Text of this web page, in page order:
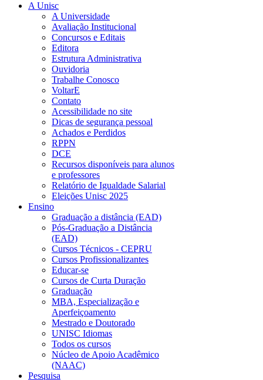
A Unisc
A Universidade
Avaliação Institucional
Concursos e Editais
Editora
Estrutura Administrativa
Ouvidoria
Trabalhe Conosco
VoltarE
Contato
Acessibilidade no site
Dicas de segurança pessoal
Achados e Perdidos
RPPN
DCE
Recursos disponíveis para alunos
e professores
Relatório de Igualdade Salarial
Eleições Unisc 2025
Ensino
Graduação a distância (EAD)
Pós-Graduação a Distância
(EAD)
Cursos Técnicos - CEPRU
Cursos Profissionalizantes
Educar-se
Cursos de Curta Duração
Graduação
MBA, Especialização e
Aperfeiçoamento
Mestrado e Doutorado
UNISC Idiomas
Todos os cursos
Núcleo de Apoio Acadêmico
(NAAC)
Pesquisa